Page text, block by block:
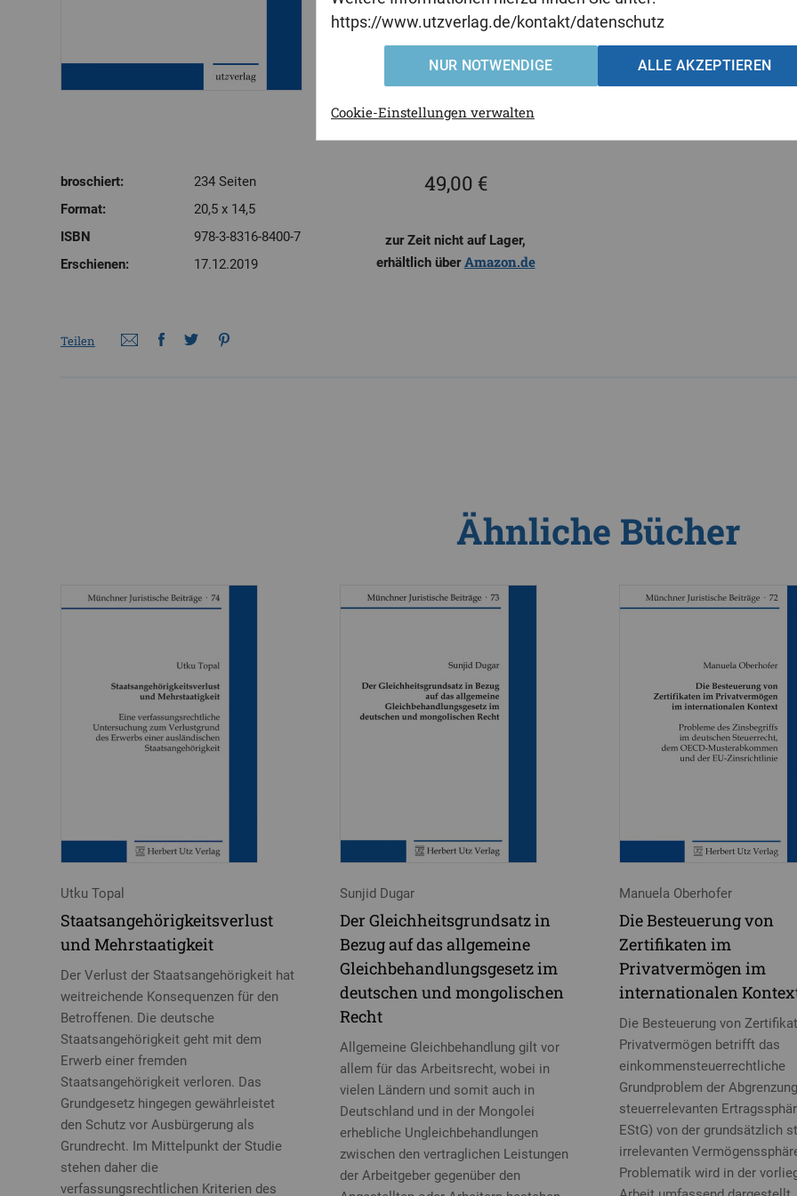
https://www.utzverlag.de/kontakt/datenschutz
NUR NOTWENDIGE ALLE AKZEPTIEREN
Cookie-Einstellungen verwalten
broschiert:
234 Seiten
Format:
20,5 x 14,5
ISBN
978-3-8316-8400-7
Erschienen:
17.12.2019
49,00 €
zur Zeit nicht auf Lager,
erhältlich überAmazon.de
Teilen
Ähnliche Bücher
Utku Topal
Staatsangehörigkeitsverlust
und Mehrstaatigkeit
Der Verlust der Staatsangehörigkeit hat
weitreichende Konsequenzen für den
Betroffenen. Die deutsche
Staatsangehörigkeit geht mit dem
Erwerb einer fremden
Staatsangehörigkeit verloren. Das
Grundgesetz hingegen gewährleistet
den Schutz vor Ausbürgerung als
Grundrecht. Im Mittelpunkt der Studie
stehen daher die
verfassungsrechtlichen Kriterien des
Sunjid Dugar
Der Gleichheitsgrundsatz in
Bezug auf das allgemeine
Gleichbehandlungsgesetz im
deutschen und mongolischen
Recht
Allgemeine Gleichbehandlung gilt vor
allem für das Arbeitsrecht, wobei in
vielen Ländern und somit auch in
Deutschland und in der Mongolei
erhebliche Ungleichbehandlungen
zwischen den vertraglichen Leistungen
der Arbeitgeber gegenüber den
Manuela Oberhofer
Die Besteuerung von
Zertifikaten im
Privatvermögen im
internationalen
Die Besteuerung von
Privatvermögen betrifft das
einkommensteuerrechtliche
Grundproblem der
steuerrelevanten
EStG) von der grundsätzlich
irrelevanten
Problematik wird in der